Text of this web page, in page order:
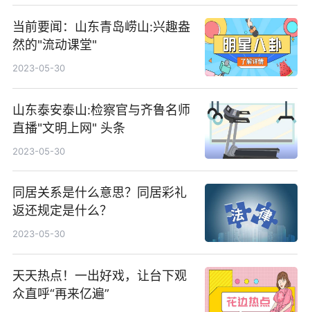
当前要闻：山东青岛崂山:兴趣盎
然的"流动课堂"
2023-05-30
山东泰安泰山:检察官与齐鲁名师
直播"文明上网" 头条
2023-05-30
同居关系是什么意思？同居彩礼
返还规定是什么？
2023-05-30
天天热点！一出好戏，让台下观
众直呼“再来亿遍”